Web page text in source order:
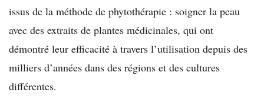
issus de la méthode de phytothérapie : soigner la peau
avec des extraits de plantes médicinales, qui ont
démontré leur efficacité à travers l’utilisation depuis des
milliers d’années dans des régions et des cultures
différentes.